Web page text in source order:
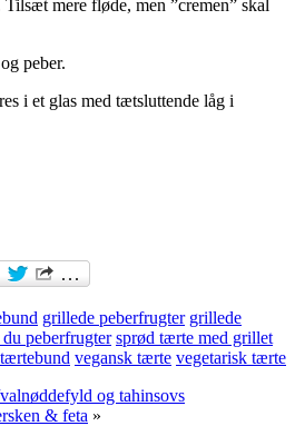
mere fløde, men ”cremen” skal
peber.
i et glas med tætsluttende låg i
grillede peberfrugter grillede
peberfrugter sprød tærte med grillet
vegansk tærte vegetarisk tærte
og tahinsovs
& feta »